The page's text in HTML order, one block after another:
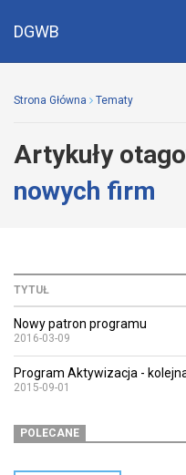
DGWB
Strona Główna Tematy
Artykuły
nowych firm
TYTUŁ
Nowy patron programu
2016-03-09
Program Aktywizacja -
2015-09-01
POLECANE